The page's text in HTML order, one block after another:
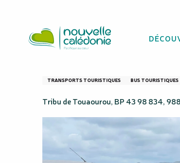
principal
SMK
TRANSPORTS TOURISTIQUES BUS TOURISTIQUES
Tribu de Touaourou, BP 43 98 834,